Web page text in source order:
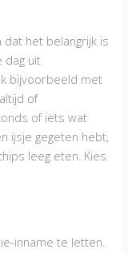
het belangrijk is
dag uit
bijvoorbeeld met
of
of iets wat
ijsje gegeten hebt,
leeg eten. Kies
inname te letten.